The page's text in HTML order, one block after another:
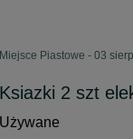
Miejsce Piastowe - 03
Ksiazki 2 szt
Używane